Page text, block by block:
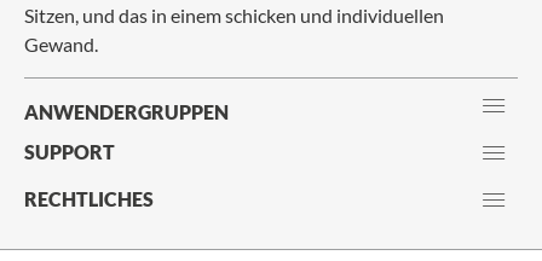
Sitzen, und das in einem schicken und individuellen
Gewand.
ANWENDERGRUPPEN
SUPPORT
RECHTLICHES